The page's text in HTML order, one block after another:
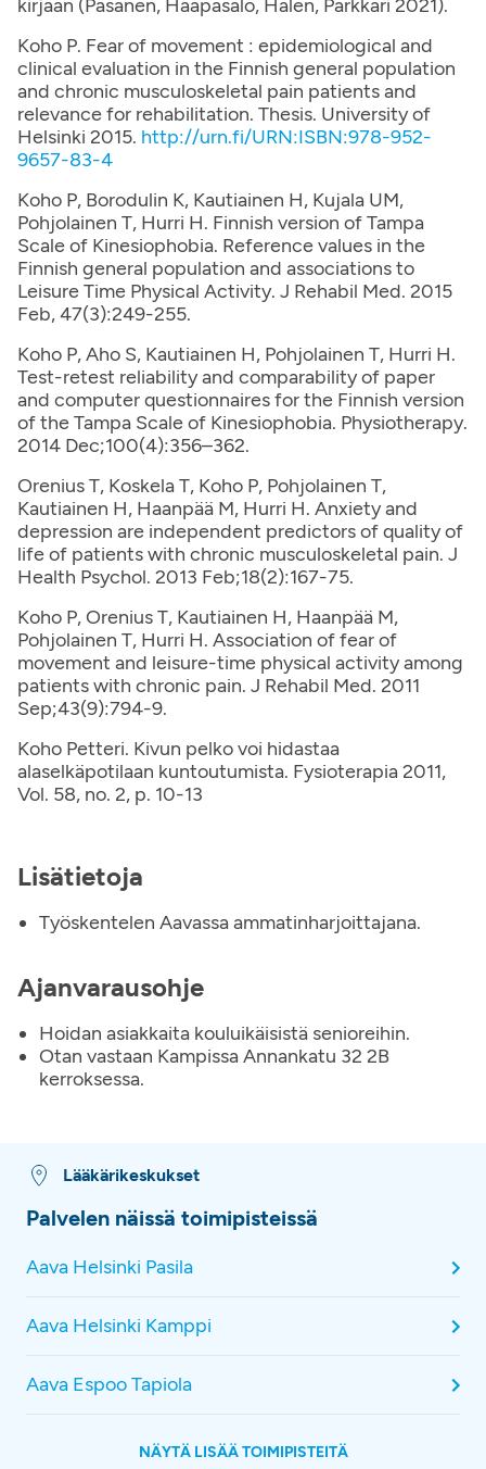
kirjaan (Pasanen, Haapasalo, Halen, Parkkari 2021).
Koho P. Fear of movement : epidemiological and
clinical evaluation in the Finnish general population
and chronic musculoskeletal pain patients and
relevance for rehabilitation. Thesis. University of
Helsinki 2015. http://urn.fi/URN:ISBN:978-952-
9657-83-4
Koho P, Borodulin K, Kautiainen H, Kujala UM,
Pohjolainen T, Hurri H. Finnish version of Tampa
Scale of Kinesiophobia. Reference values in the
Finnish general population and associations to
Leisure Time Physical Activity. J Rehabil Med. 2015
Feb, 47(3):249-255.
Koho P, Aho S, Kautiainen H, Pohjolainen T, Hurri H.
Test-retest reliability and comparability of paper
and computer questionnaires for the Finnish version
of the Tampa Scale of Kinesiophobia. Physiotherapy.
2014 Dec;100(4):356–362.
Orenius T, Koskela T, Koho P, Pohjolainen T,
Kautiainen H, Haanpää M, Hurri H. Anxiety and
depression are independent predictors of quality of
life of patients with chronic musculoskeletal pain. J
Health Psychol. 2013 Feb;18(2):167-75.
Koho P, Orenius T, Kautiainen H, Haanpää M,
Pohjolainen T, Hurri H. Association of fear of
movement and leisure-time physical activity among
patients with chronic pain. J Rehabil Med. 2011
Sep;43(9):794-9.
Koho Petteri. Kivun pelko voi hidastaa
alaselkäpotilaan kuntoutumista. Fysioterapia 2011,
Vol. 58, no. 2, p. 10-13
Lisätietoja
Työskentelen Aavassa ammatinharjoittajana.
Ajanvarausohje
Hoidan asiakkaita kouluikäisistä senioreihin.
Otan vastaan Kampissa Annankatu 32 2B
kerroksessa.
Lääkärikeskukset
Palvelen näissä toimipisteissä
Aava Helsinki Pasila
Aava Helsinki Kamppi
Aava Espoo Tapiola
NÄYTÄ LISÄÄ TOIMIPISTEITÄ